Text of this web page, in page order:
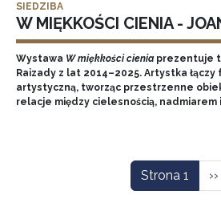
SIEDZIBA
W MIĘKKOŚCI CIENIA -
Wystawa W miękkości cieniaprezentuje
Raizady z lat 2014–2025. Artystka
artystyczną, tworząc przestrzenne
relacje między cielesnością, nadmiarem
Strona 1 ››